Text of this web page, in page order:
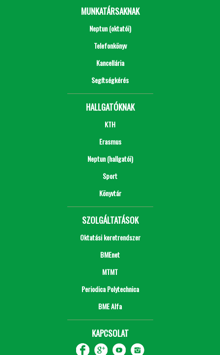
MUNKATÁRSAKNAK
Neptun (oktatói)
Telefonkönyv
Kancellária
Segítségkérés
HALLGATÓKNAK
KTH
Erasmus
Neptun (hallgatói)
Sport
Könyvtár
SZOLGÁLTATÁSOK
Oktatási keretrendszer
BMEnet
MTMT
Periodica Polytechnica
BME Alfa
KAPCSOLAT